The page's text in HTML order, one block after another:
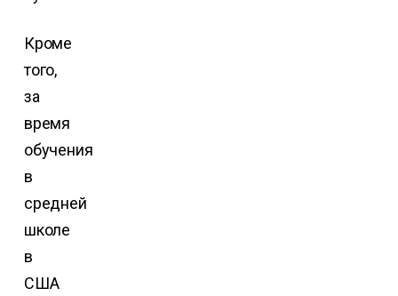
Кроме
того,
за
время
обучения
в
средней
школе
в
США